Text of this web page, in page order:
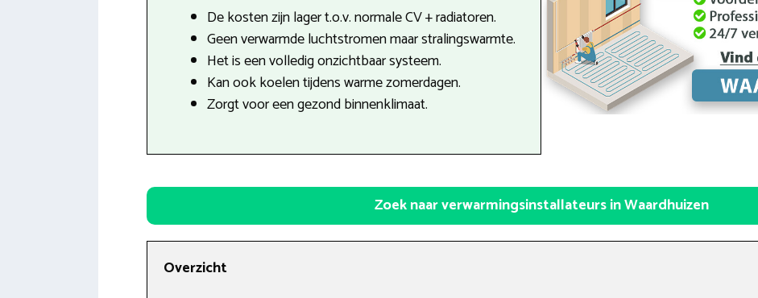
De kosten zijn lager t.o.v. normale CV + radiatoren.
Geen verwarmde luchtstromen maar stralingswarmte.
Het is een volledig onzichtbaar systeem.
Kan ook koelen tijdens warme zomerdagen.
Zorgt voor een gezond binnenklimaat.
Zoek naar verwarmingsinstallateurs in Waardhuizen
Overzicht